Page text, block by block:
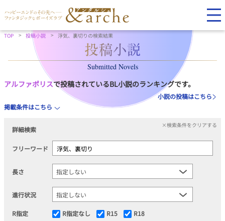
TOP 投稿小説 浮気、裏切りの検索結果
Submitted Novels
アルファポリスで投稿されているBL小説のランキングです。
小説の投稿はこちら
掲載条件はこちら
詳細検索
×検索条件をクリアする
フリーワード
長さ
進行状況
R指定 R指定なし R15 R18